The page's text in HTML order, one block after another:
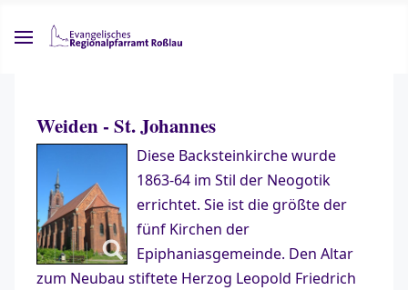
Weiden - St. Johannes
Diese Backsteinkirche wurde
1863-64 im Stil der Neogotik
errichtet. Sie ist die größte der
fünf Kirchen der
Epiphaniasgemeinde. Den Altar
zum Neubau stiftete Herzog Leopold Friedrich